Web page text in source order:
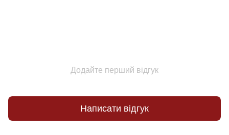
Додайте перший відгук
Написати відгук